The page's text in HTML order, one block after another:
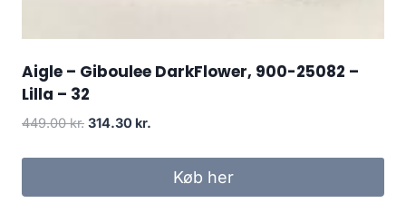
Aigle – Giboulee DarkFlower, 900-25082 –
Lilla – 32
449.00kr. Den
314.30 kr.
Køb her